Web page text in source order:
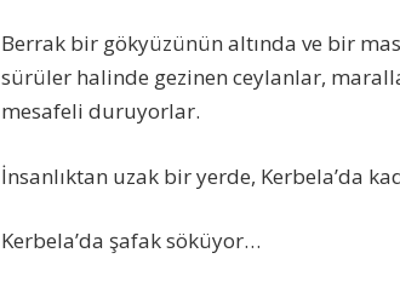
Berrak bir gökyüzünün altında ve bir
sürüler halinde gezinen ceylanlar,
mesafeli duruyorlar.
İnsanlıktan uzak bir yerde, Kerbela’da
Kerbela’da şafak söküyor…